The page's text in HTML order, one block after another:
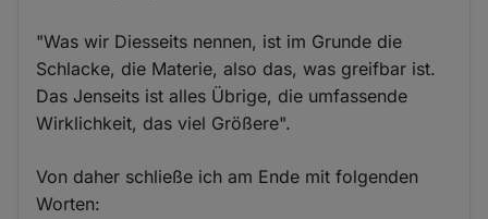
"Was wir Diesseits nennen, ist im Grunde die
Schlacke, die Materie, also das, was greifbar ist.
Das Jenseits ist alles Übrige, die umfassende
Wirklichkeit, das viel Größere".
Von daher schließe ich am Ende mit folgenden
Worten: